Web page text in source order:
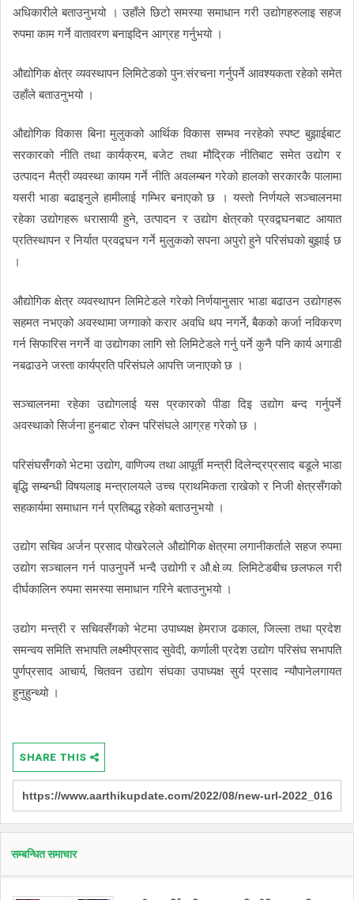
अधिकारीले बताउनुभयो । उहाँले छिटो समस्या समाधान गरी उद्योगहरुलाइ सहज
रुपमा काम गर्ने वातावरण बनाइदिन आग्रह गर्नुभयो ।
औद्योगिक क्षेत्र व्यवस्थापन लिमिटेडको पुन:संरचना गर्नुपर्ने आवश्यकता रहेको समेत
उहाँले बताउनुभयो ।
औद्योगिक विकास बिना मुलुकको आर्थिक विकास सम्भव नरहेको स्पष्ट बुझाईबाट
सरकारको नीति तथा कार्यक्रम, बजेट तथा मौद्रिक नीतिबाट समेत उद्योग र
उत्पादन मैत्री व्यवस्था कायम गर्ने नीति अवलम्बन गरेको हालको सरकारकै पालामा
यसरी भाडा बढाइनुले हामीलाई गम्भिर बनाएको छ । यस्तो निर्णयले सञ्चालनमा
रहेका उद्योगहरू धरासायी हुने, उत्पादन र उद्योग क्षेत्रको प्रवद्र्घनबाट आयात
प्रतिस्थापन र निर्यात प्रवद्र्घन गर्ने मुलुकको सपना अपुरो हुने परिसंघको बुझाई छ
।
औद्योगिक क्षेत्र व्यवस्थापन लिमिटेडले गरेको निर्णयानुसार भाडा बढाउन उद्योगहरू
सहमत नभएको अवस्थामा जग्गाको करार अवधि थप नगर्ने, बैकको कर्जा नविकरण
गर्न सिफारिस नगर्ने वा उद्योगका लागि सो लिमिटेडले गर्नु पर्ने कुनै पनि कार्य अगाडी
नबढाउने जस्ता कार्यप्रति परिसंघले आपत्ति जनाएको छ ।
सञ्चालनमा रहेका उद्योगलाई यस प्रकारको पीडा दिइ उद्योग बन्द गर्नुपर्ने
अवस्थाको सिर्जना हुनबाट रोक्न परिसंघले आग्रह गरेको छ ।
परिसंघसँगको भेटमा उद्योग, वाणिज्य तथा आपूर्ती मन्त्री दिलेन्द्रप्रसाद बडूले भाडा
बृद्धि सम्बन्धी विषयलाइ मन्त्रालयले उच्च प्राथमिकता राखेको र निजी क्षेत्रसँगको
सहकार्यमा समाधान गर्न प्रतिबद्ध रहेको बताउनुभयो ।
उद्योग सचिव अर्जन प्रसाद पोखरेलले औद्योगिक क्षेत्रमा लगानीकर्ताले सहज रुपमा
उद्योग सञ्चालन गर्न पाउनुपर्ने भन्दै उद्योगी र औ.क्षे.व्य. लिमिटेडबीच छलफल गरी
दीर्घकालिन रुपमा समस्या समाधान गरिने बताउनुभयो ।
उद्योग मन्त्री र सचिवसँगको भेटमा उपाध्यक्ष हेमराज ढकाल, जिल्ला तथा प्रदेश
समन्वय समिति सभापति लक्ष्मीप्रसाद सुवेदी, कर्णाली प्रदेश उद्योग परिसंघ सभापति
पुर्णप्रसाद आचार्य, चितवन उद्योग संघका उपाध्यक्ष सुर्य प्रसाद न्यौपानेलगायत
हुनुहुन्थ्यो ।
SHARE THIS
सम्बन्धित समाचार